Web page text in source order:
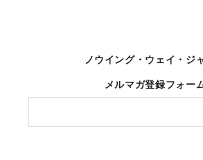
ノウイング・ウェイ・ジ
メルマガ登録フォー